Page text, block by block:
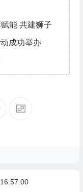
成功举办